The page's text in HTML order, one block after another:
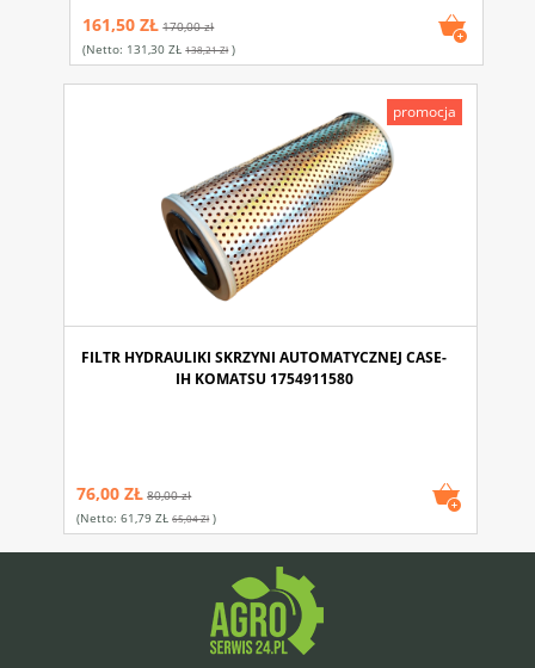
161,50 ZŁ 170,00 zł
(netto: 131,30 ZŁ 138,21 Zł)
FILTR HYDRAULIKI SKRZYNI AUTOMATYCZNEJ CASE-
IH KOMATSU 1754911580
76,00 ZŁ 80,00 zł
(netto:61,79 ZŁ 65,04 Zł)
promocja